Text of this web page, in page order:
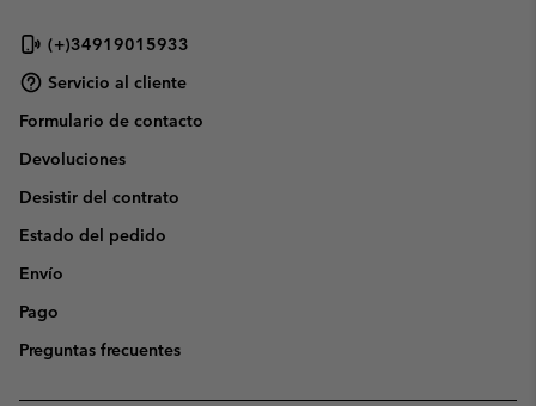
(+)34919015933
Servicio al cliente
Formulario de contacto
Devoluciones
Desistir del contrato
Estado del pedido
Envío
Pago
Preguntas frecuentes